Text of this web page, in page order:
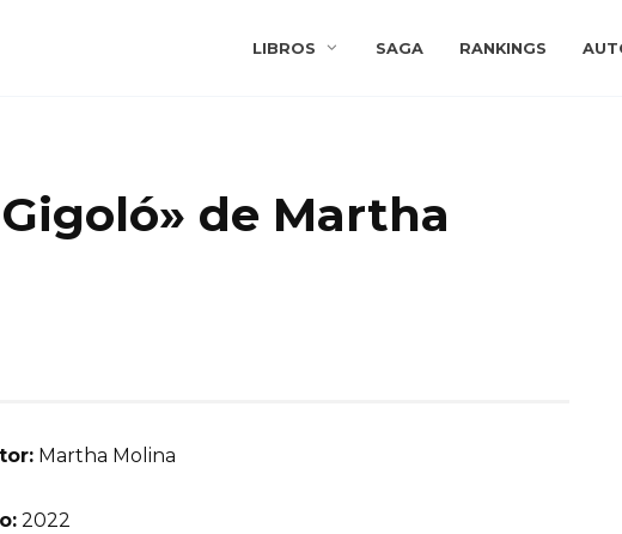
LIBROS SAGA RANKINGS
de Martha
Martha Molina
2022